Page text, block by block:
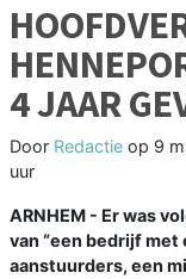
4 JAAR
Door Redactie op 9
uur
ARNHEM - Er was
van “een bedrijf
aanstuurders, een